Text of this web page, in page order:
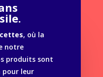
, où la
notre
produits sont
pour leur